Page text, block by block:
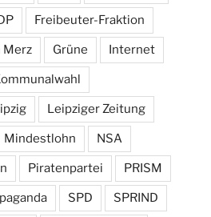
Freibeuter-Fraktion
Merz Grüne Internet
Leipziger Zeitung
Mindestlohn NSA
Piratenpartei PRISM
SPD SPRIND